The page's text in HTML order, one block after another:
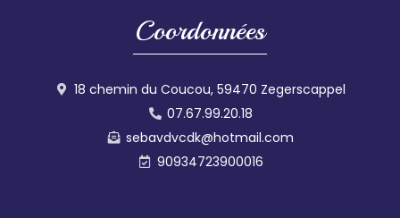
Coordonnées
18 chemin du Coucou, 59470 Zegerscappel
07.67.99.20.18
sebavdvcdk@hotmail.com
90934723900016